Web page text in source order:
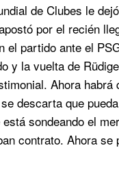
de Clubes le
por el recién
el partido ante el
y la vuelta de
Ahora
descarta que
sondeando el
contrato. Ahora